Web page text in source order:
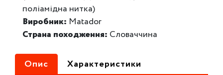
поліамідна нитка)
Виробник: Matador
Страна походження: Словаччина
Опис
Характеристики